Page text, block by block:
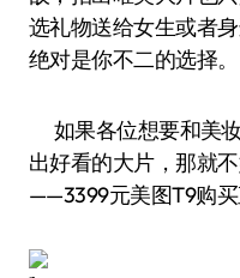
选礼物送给女生或者
绝对是你不二的选择。
如果各位想要和美
出好看的大片，那就
——3399元美图T9购